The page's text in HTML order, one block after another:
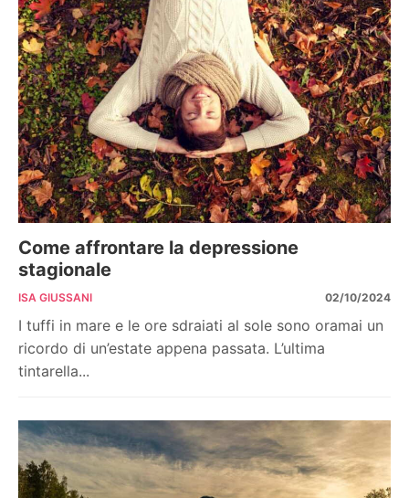
Come affrontare la depressione
stagionale
ISA GIUSSANI 02/10/2024
I tuffi in mare e le ore sdraiati al sole sono oramai un
ricordo di un’estate appena passata. L’ultima
tintarella...